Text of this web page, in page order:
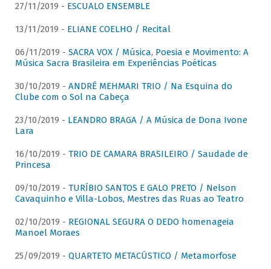
27/11/2019 - ESCUALO ENSEMBLE
13/11/2019 - ELIANE COELHO / Recital
06/11/2019 - SACRA VOX / Música, Poesia e Movimento: A
Música Sacra Brasileira em Experiências Poéticas
30/10/2019 - ANDRÉ MEHMARI TRIO / Na Esquina do
Clube com o Sol na Cabeça
23/10/2019 - LEANDRO BRAGA / A Música de Dona Ivone
Lara
16/10/2019 - TRIO DE CAMARA BRASILEIRO / Saudade de
Princesa
09/10/2019 - TURÍBIO SANTOS E GALO PRETO / Nelson
Cavaquinho e Villa-Lobos, Mestres das Ruas ao Teatro
02/10/2019 - REGIONAL SEGURA O DEDO homenageia
Manoel Moraes
25/09/2019 - QUARTETO METACÚSTICO / Metamorfose